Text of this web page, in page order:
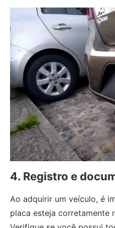
4. Registro e
Ao adquirir um veículo, é
placa esteja corretamente